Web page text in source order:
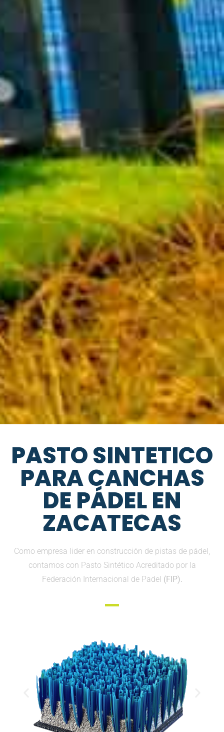
PASTO SINTETICO
PARA CANCHAS
DE PÁDEL EN
ZACATECAS
Como empresa lider en construcción de pistas de pádel,
contamos con Pasto Sintético Acreditado por la
Federación Internacional de Padel (FIP).